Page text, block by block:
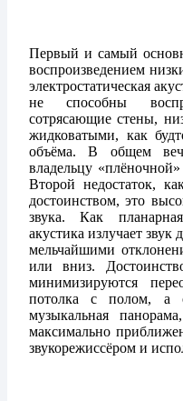
Первый и самый
воспроизведением
электростатическая
не способны
сотрясающие стены,
жидковатыми, как
объёма. В общем
владельцу
Второй недостаток,
достоинством, это
звука. Как
акустика излучает
мельчайшими
или вниз.
минимизируются
потолка с полом, а
музыкальная
максимально
звукорежиссёром и